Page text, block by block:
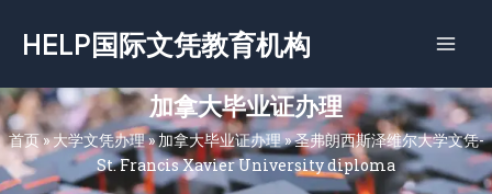
容
HELP国际文凭教育机构
加拿大毕业证办理
首页»大学文凭办理»加拿大毕业证办理»圣弗朗西斯泽维尔大学文凭-
St. Francis Xavier University diploma